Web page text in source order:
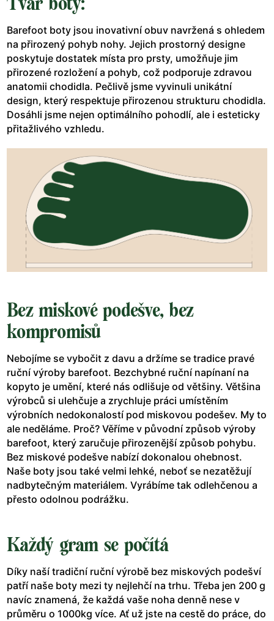
Barefoot boty jsou inovativní obuv navržená s ohledem
na přirozený pohyb nohy. Jejich prostorný designe
poskytuje dostatek místa pro prsty, umožňuje jim
přirozené rozložení a pohyb, což podporuje zdravou
anatomii chodidla. Pečlivě jsme vyvinuli unikátní
design, který respektuje přirozenou strukturu chodidla.
Dosáhli jsme nejen optimálního pohodlí, ale i esteticky
přitažlivého vzhledu.
Bez miskové podešve, bez
kompromisů
Nebojíme se vybočit z davu a držíme se tradice pravé
ruční výroby barefoot. Bezchybné ruční napínaní na
kopyto je umění, které nás odlišuje od většiny. Většina
výrobců si ulehčuje a zrychluje práci umístěním
výrobních nedokonalostí pod miskovou podešev. My to
ale neděláme. Proč? Věříme v původní způsob výroby
barefoot, který zaručuje přirozenější způsob pohybu.
Bez miskové podešve nabízí dokonalou ohebnost.
Naše boty jsou také velmi lehké, neboť se nezatěžují
nadbytečným materiálem. Vyrábíme tak odlehčenou a
přesto odolnou podrážku.
Každý gram se počítá
Díky naší tradiční ruční výrobě bez miskových podešví
patří naše boty mezi ty nejlehčí na trhu. Třeba jen 200 g
navíc znamená, že každá vaše noha denně nese v
průměru o 1000kg více. Ať už jste na cestě do práce, do